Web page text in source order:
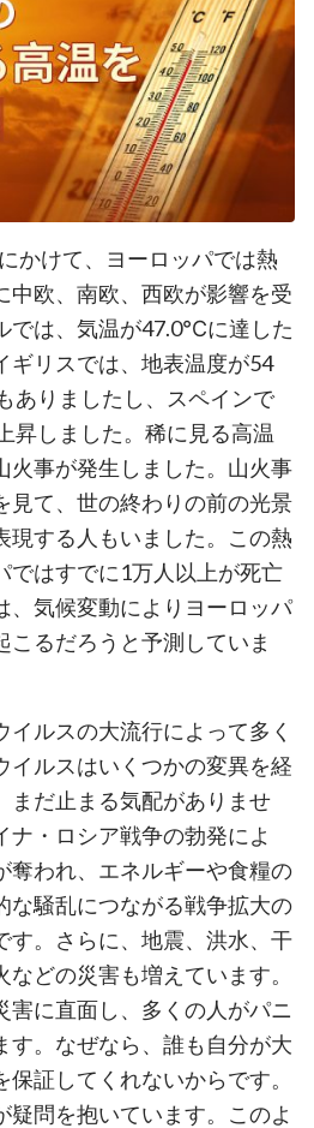
かけて、ヨーロッパでは熱
中欧、南欧、西欧が影響を受
では、気温が47.0℃に達した
ギリスでは、地表温度が54
りましたし、スペインで
昇しました。稀に見る高温
火事が発生しました。山火事
見て、世の終わりの前の光景
現する人もいました。この熱
ではすでに1万人以上が死亡
、気候変動によりヨーロッパ
こるだろうと予測していま
イルスの大流行によって多く
イルスはいくつかの変異を経
まだ止まる気配がありませ
ナ・ロシア戦争の勃発によ
奪われ、エネルギーや食糧の
な騒乱につながる戦争拡大の
す。さらに、地震、洪水、干
どの災害も増えています。
害に直面し、多くの人がパニ
す。なぜなら、誰も自分が大
証してくれないからです。
疑問を抱いています。このよ